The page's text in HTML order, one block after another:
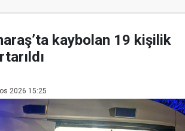
kaybolan 19 kişilik
2026 15:25